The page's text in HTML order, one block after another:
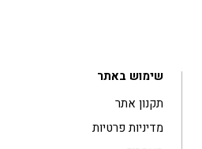
שימוש באתר
תקנון אתר
מדיניות פרטיות